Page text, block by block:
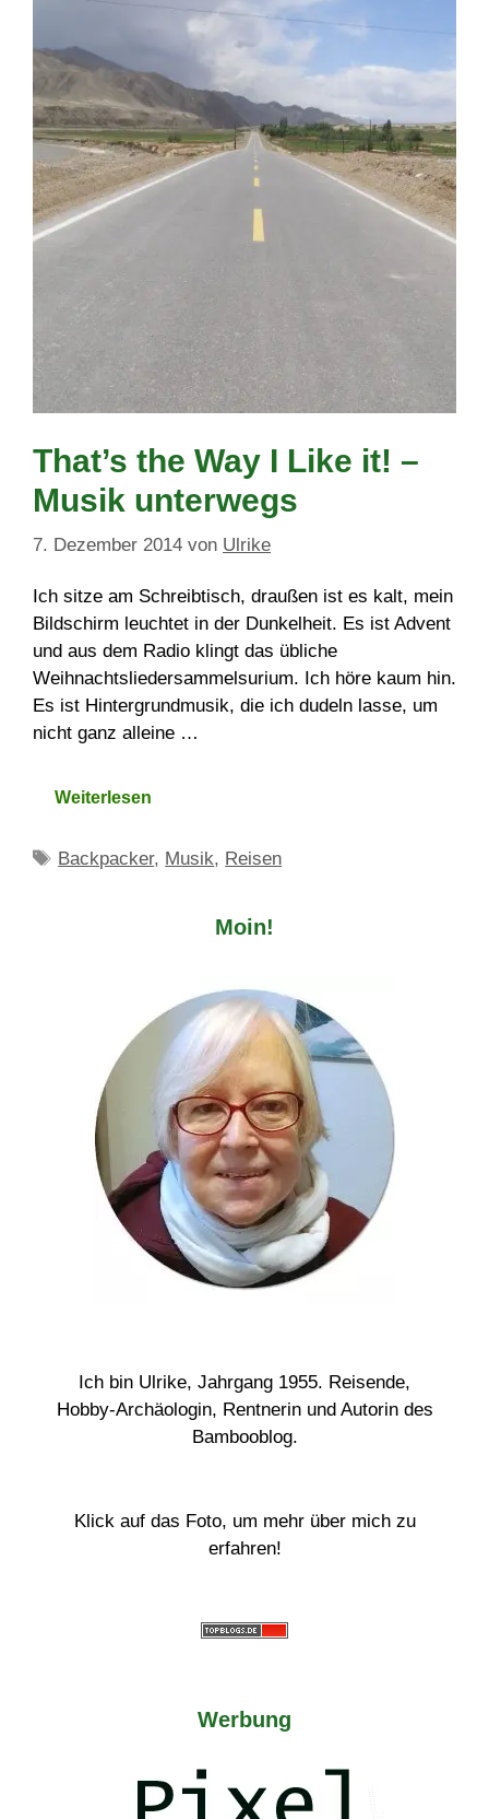
That’s the Way I Like it! –
Musik unterwegs
7. Dezember 2014 von Ulrike
Ich sitze am Schreibtisch, draußen ist es kalt, mein
Bildschirm leuchtet in der Dunkelheit. Es ist Advent
und aus dem Radio klingt das übliche
Weihnachtsliedersammelsurium. Ich höre kaum hin.
Es ist Hintergrundmusik, die ich dudeln lasse, um
nicht ganz alleine …
Weiterlesen
Schlagwörter
Backpacker, Musik, Reisen
Moin!
Ich bin Ulrike, Jahrgang 1955. Reisende,
Hobby-Archäologin, Rentnerin und Autorin des
Bambooblog.
Klick auf das Foto, um mehr über mich zu
erfahren!
Werbung